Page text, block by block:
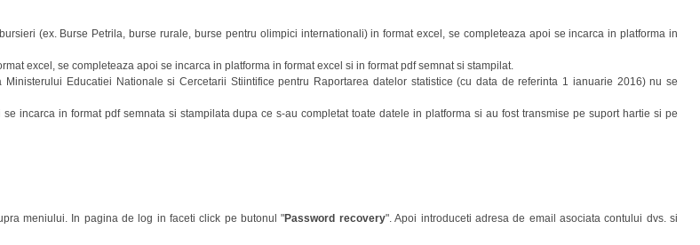
(ex. Burse Petrila, burse rurale, burse pentru olimpici internationali) in format excel, se completeaza apoi se incarca in platforma in
excel, se completeaza apoi se incarca in platforma in format excel si in format pdf semnat si stampilat.
Educatiei Nationale si Cercetarii Stiintifice pentru Raportarea datelor statistice (cu data de referinta 1 ianuarie 2016) nu se
incarca in format pdf semnata si stampilata dupa ce s-au completat toate datele in platforma si au fost transmise pe suport hartie si pe
meniului. In pagina de log in faceti click pe butonul "Password recovery". Apoi introduceti adresa de email asociata contului dvs. si